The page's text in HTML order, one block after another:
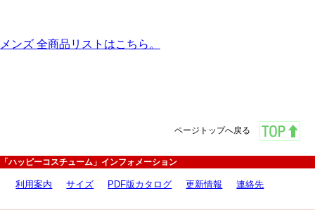
メンズ 全商品リストはこちら。
ページトップへ戻る
「ハッピーコスチューム」インフォメーション
利用案内 サイズ PDF版カタログ 更新情報 連絡先